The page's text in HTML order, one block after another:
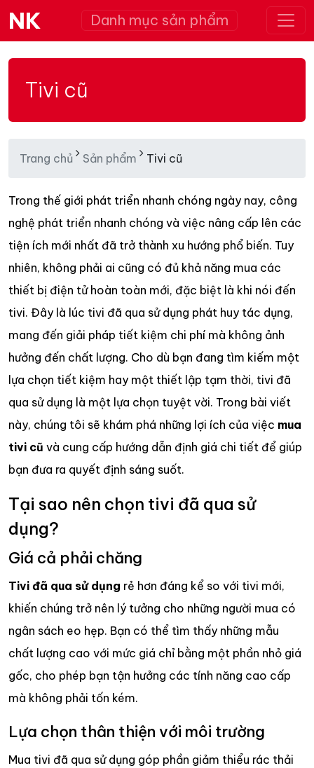
NK Danh mục sản phẩm
Tivi cũ
Trang chủ Sản phẩm Tivi cũ
Trong thế giới phát triển nhanh chóng ngày nay, công
nghệ phát triển nhanh chóng và việc nâng cấp lên các
tiện ích mới nhất đã trở thành xu hướng phổ biến. Tuy
nhiên, không phải ai cũng có đủ khả năng mua các
thiết bị điện tử hoàn toàn mới, đặc biệt là khi nói đến
tivi. Đây là lúc tivi đã qua sử dụng phát huy tác dụng,
mang đến giải pháp tiết kiệm chi phí mà không ảnh
hưởng đến chất lượng. Cho dù bạn đang tìm kiếm một
lựa chọn tiết kiệm hay một thiết lập tạm thời, tivi đã
qua sử dụng là một lựa chọn tuyệt vời. Trong bài viết
này, chúng tôi sẽ khám phá những lợi ích của việc mua
tivi cũ và cung cấp hướng dẫn định giá chi tiết để giúp
bạn đưa ra quyết định sáng suốt.
Tại sao nên chọn tivi đã qua sử
dụng?
Giá cả phải chăng
Tivi đã qua sử dụng rẻ hơn đáng kể so với tivi mới,
khiến chúng trở nên lý tưởng cho những người mua có
ngân sách eo hẹp. Bạn có thể tìm thấy những mẫu
chất lượng cao với mức giá chỉ bằng một phần nhỏ giá
gốc, cho phép bạn tận hưởng các tính năng cao cấp
mà không phải tốn kém.
Lựa chọn thân thiện với môi trường
Mua tivi đã qua sử dụng góp phần giảm thiểu rác thải